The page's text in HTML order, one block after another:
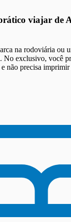
viajar de
na rodoviária ou
No exclusivo, você
não precisa imprimir